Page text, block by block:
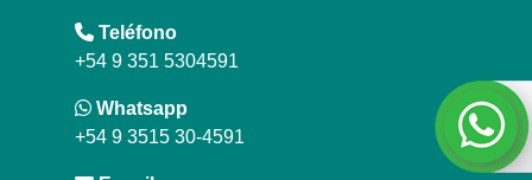
Teléfono
+54 9 351 5304591
Whatsapp
+54 9 3515 30-4591